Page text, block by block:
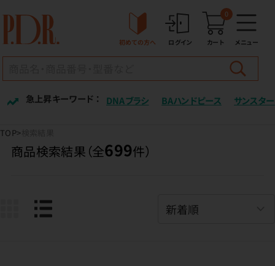
初めての方へ ログイン カート
0
メニュー
急上昇キーワード ： DNAブラシ BAハンドピース サンスター
TOP
商品検索結果（全699件）